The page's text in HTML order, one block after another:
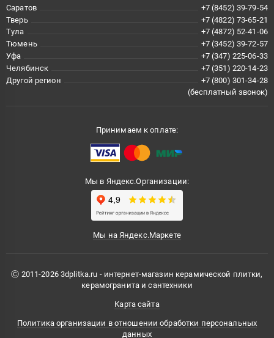
Саратов
+7 (8452) 39-79-54
Тверь
+7 (4822) 73-65-21
Тула
+7 (4872) 52-41-06
Тюмень
+7 (3452) 39-72-57
Уфа
+7 (347) 225-06-33
Челябинск
+7 (351) 220-14-23
Другой регион
+7 (800) 301-34-28
(бесплатный звонок)
Принимаем к оплате:
Мы в Яндекс.Организации:
Мы на Яндекс.Маркете
Ⓒ 2011-2026 3dplitka.ru - интернет-магазин керамической плитки,
керамогранита и сантехники
Карта сайта
Политика организации в отношении обработки персональных
данных